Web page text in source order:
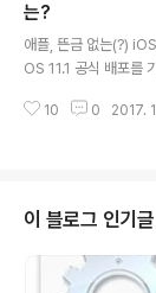
시간을 놓쳐 다음날 일
기억을 가진 분들 꽤
이라 할 텐데요. 이와
분이 충전과 백업을
마나 좋을까 하는 생각
는?
애플, 뜬금 없는(?)
OS 11.1 공식 배포를
소프트웨어 업데이트
이기도 한데요. 전작들
평이 많아 그리고 한
되었다는 이야기가
버전을 먹여 보았습니
10 0 2017.
이 블로그 인기글